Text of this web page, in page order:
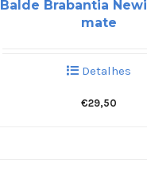
Balde Brabantia
mate
Detalhes
€29,50